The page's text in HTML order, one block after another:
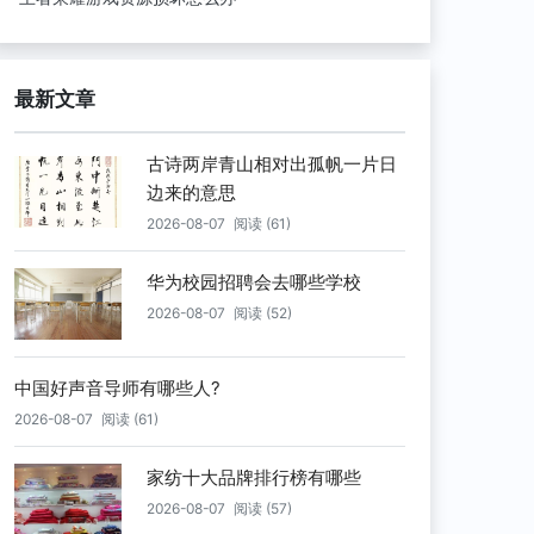
最新文章
古诗两岸青山相对出孤帆一片日
边来的意思
2026-08-07 阅读 (61)
华为校园招聘会去哪些学校
2026-08-07 阅读 (52)
中国好声音导师有哪些人?
2026-08-07 阅读 (61)
家纺十大品牌排行榜有哪些
2026-08-07 阅读 (57)